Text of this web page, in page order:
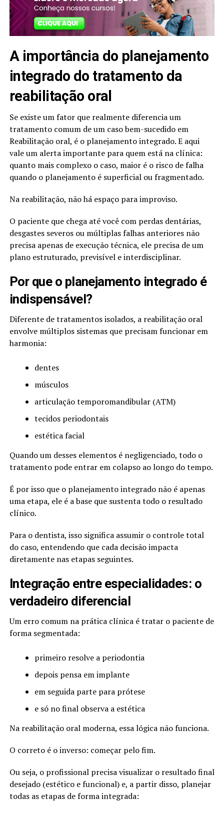
A importância do planejamento
integrado do tratamento da
reabilitação oral​
Se existe um fator que realmente diferencia um
tratamento comum de um caso bem-sucedido em
Reabilitação oral, é o planejamento integrado. E aqui
vale um alerta importante para quem está na clínica:
quanto mais complexo o caso, maior é o risco de falha
quando o planejamento é superficial ou fragmentado.
Na reabilitação, não há espaço para improviso.
O paciente que chega até você com perdas dentárias,
desgastes severos ou múltiplas falhas anteriores não
precisa apenas de execução técnica, ele precisa de um
plano estruturado, previsível e interdisciplinar.
Por que o planejamento integrado é
indispensável?
Diferente de tratamentos isolados, a reabilitação oral
envolve múltiplos sistemas que precisam funcionar em
harmonia:
dentes
músculos
articulação temporomandibular (ATM)
tecidos periodontais
estética facial
Quando um desses elementos é negligenciado, todo o
tratamento pode entrar em colapso ao longo do tempo.
É por isso que o planejamento integrado não é apenas
uma etapa, ele é a base que sustenta todo o resultado
clínico.
Para o dentista, isso significa assumir o controle total
do caso, entendendo que cada decisão impacta
diretamente nas etapas seguintes.
Integração entre especialidades: o
verdadeiro diferencial
Um erro comum na prática clínica é tratar o paciente de
forma segmentada:
primeiro resolve a periodontia
depois pensa em implante
em seguida parte para prótese
e só no final observa a estética
Na reabilitação oral moderna, essa lógica não funciona.
O correto é o inverso: começar pelo fim.
Ou seja, o profissional precisa visualizar o resultado final
desejado (estético e funcional) e, a partir disso, planejar
todas as etapas de forma integrada: